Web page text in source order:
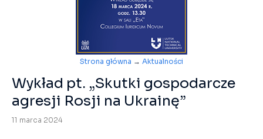
Strona główna → Aktualności
Wykład pt. „Skutki gospodarcze
agresji Rosji na Ukrainę”
11 marca 2024